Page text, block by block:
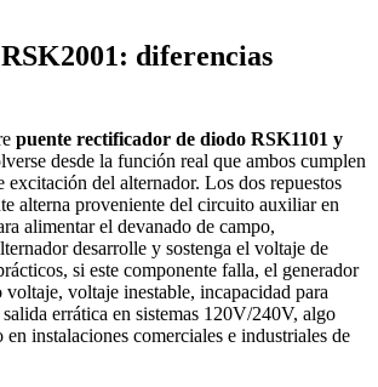
diferencias
puente rectificador de diodo RSK1101 y
desde la función real que ambos cumplen
excitación del alternador. Los dos repuestos
alterna proveniente del circuito auxiliar en
alimentar el devanado de campo,
desarrolle y sostenga el voltaje de
si este componente falla, el generador
voltaje, voltaje inestable, incapacidad para
errática en sistemas 120V/240V, algo
en instalaciones comerciales e industriales de